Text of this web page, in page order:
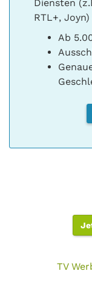
Diensten
RTL+,
Ab
TV